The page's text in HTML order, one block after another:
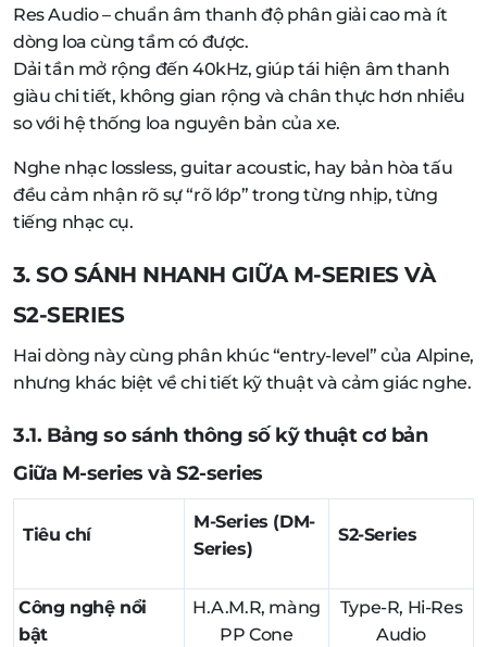
Res Audio – chuẩn âm thanh độ phân giải cao mà ít
dòng loa cùng tầm có được.
Dải tần mở rộng đến 40kHz, giúp tái hiện âm thanh
giàu chi tiết, không gian rộng và chân thực hơn nhiều
so với hệ thống loa nguyên bản của xe.
Nghe nhạc lossless, guitar acoustic, hay bản hòa tấu
đều cảm nhận rõ sự “rõ lớp” trong từng nhịp, từng
tiếng nhạc cụ.
3. SO SÁNH NHANH GIỮA M-SERIES VÀ
S2-SERIES
Hai dòng này cùng phân khúc “entry-level” của Alpine,
nhưng khác biệt về chi tiết kỹ thuật và cảm giác nghe.
3.1. Bảng so sánh thông số kỹ thuật cơ bản
Giữa M-series và S2-series
Tiêu chí
M-Series (DM-
Series)
S2-Series
Công nghệ nổi
bật
H.A.M.R, màng
PP Cone
Type-R, Hi-Res
Audio